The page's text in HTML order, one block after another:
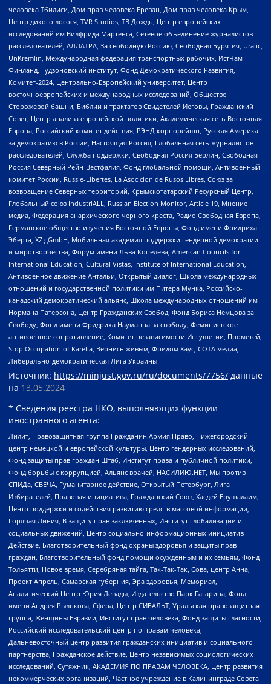
человека Тбилиси, Дом прав человека Ереван, Дом прав человека Крым,
Центр дикого лосося, TVR Studios, ТВ Дождь, Центр европейских
исследований им Вилфрида Мартенса, Сетевое объединение журналистов
расследователей, АЛЛАТРА, За свободную Россию, Свободная Бурятия, Uralic,
UnKremlin, Международная федерация транспортных рабочих, ИстЧам
Финланд, Гудзоновский институт, Фонд Демократического Развития,
Комитет-2024, Центрально-Европейский университет, Центр
восточноевропейских и международных исследований, Общество
Сторожевой башни, Библии и трактатов Свидетелей Иеговы, Гражданский
Совет, Центр анализа европейской политики, Академическая сеть Восточная
Европа, Российский комитет действия, РЭНД корпорейшн, Русская Америка
за демократию в России, Настоящая Россия, Глобальная сеть журналистов-
расследователей, Служба поддержки, Свободная Россия Берлин, Свободная
Россия Северный Рейн-Вестфалия, Фонд глобальной помощи, Антивоенный
комитет России, Russie-Libertes, La Asocicion de Rusos Libres, Союз за
возвращение Северных территорий, Крымскотатарский Ресурсный Центр,
Глобальный союз IndustriALL, Russian Election Monitor, Article 19, Мнение
медиа, Федерация анархического черного креста, Радио Свободная Европа,
Германское общество изучения Восточной Европы, Фонд имени Фридриха
Эберта, XZ gGmbH, Мобильная академия поддержки гендерной демократии
и миротворчества, Форум имени Льва Копелева, American Councils for
International Education, Cultural Vistas, Institute of International Education,
Антивоенное движение Антальи, Открытый диалог, Школа международных
отношений и государственной политики им Питера Мунка, Российско-
канадский демократический альянс, Школа международных отношений им
Нормана Патерсона, Центр Гражданских Свобод, Фонд Бориса Немцова за
Свободу, Фонд имени Фридриха Науманна за свободу, Феминистское
антивоенное сопротивление, Комитет независимости Ингушетии, Прометей,
Stop Occupation of Karelia, Вернись живым, Фридом Хаус, СОТА медиа,
Либерально-демократическая Лига Украины
Источник: https://minjust.gov.ru/ru/documents/7756/ данные
на 13.05.2024
* Сведения реестра НКО, выполняющих функции
иностранного агента:
Лилит, Правозащитная группа Гражданин.Армия.Право, Нижегородский
центр немецкой и европейской культуры, Центр гендерных исследований,
Фонд защиты прав граждан Штаб, Институт права и публичной политики,
Фонд борьбы с коррупцией, Альянс врачей, НАСИЛИЮ.НЕТ, Мы против
СПИДа, СВЕЧА, Гуманитарное действие, Открытый Петербург, Лига
Избирателей, Правовая инициатива, Гражданский Союз, Хасдей Ерушалаим,
Центр поддержки и содействия развитию средств массовой информации,
Горячая Линия, В защиту прав заключенных, Институт глобализации и
социальных движений, Центр социально-информационных инициатив
Действие, Благотворительный фонд охраны здоровья и защиты прав
граждан, Благотворительный фонд помощи осужденным и их семьям, Фонд
Тольятти, Новое время, Серебряная тайга, Так-Так-Так, Сова, центр Анна,
Проект Апрель, Самарская губерния, Эра здоровья, Мемориал,
Аналитический Центр Юрия Левады, Издательство Парк Гагарина, Фонд
имени Андрея Рылькова, Сфера, Центр СИБАЛЬТ, Уральская правозащитная
группа, Женщины Евразии, Институт прав человека, Фонд защиты гласности,
Российский исследовательский центр по правам человека,
Дальневосточный центр развития гражданских инициатив и социального
партнерства, Гражданское действие, Центр независимых социологических
исследований, Сутяжник, АКАДЕМИЯ ПО ПРАВАМ ЧЕЛОВЕКА, Центр развития
некоммерческих организаций, Частное учреждение в Калининграде Совета